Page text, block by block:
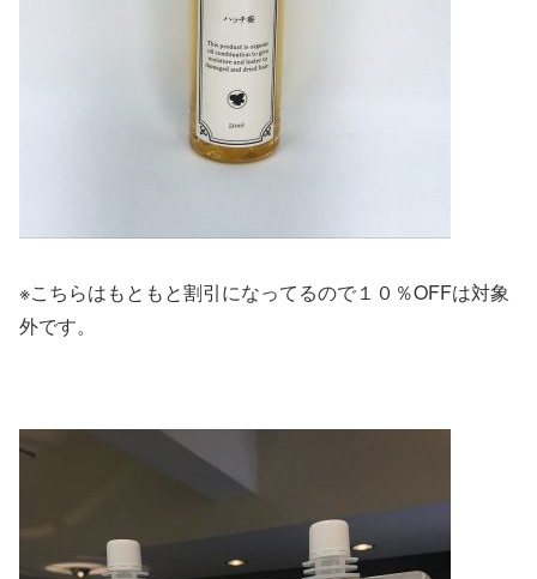
※こちらはもともと割引になってるので１０％OFFは対象
外です。